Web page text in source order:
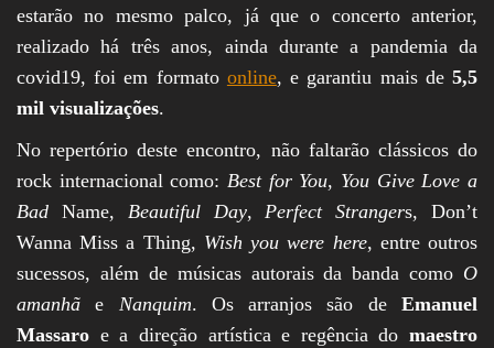
estarão no mesmo palco, já que o concerto anterior,
realizado há três anos, ainda durante a pandemia da
covid19, foi em formato online, e garantiu mais de5,5
mil visualizações.
No repertório deste encontro, não faltarão clássicos do
rock internacional como: Best for You, You Give Love a
Bad Name, Beautiful Day, Perfect Strangers, Don’t
Wanna Miss a Thing, Wish you were here, entre outros
sucessos, além de músicas autorais da banda como O
amanhã e Nanquim. Os arranjos são deEmanuel
Massaro e a direção artística e regência do maestro